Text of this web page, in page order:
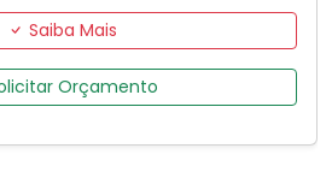
Saiba Mais
Orçamento